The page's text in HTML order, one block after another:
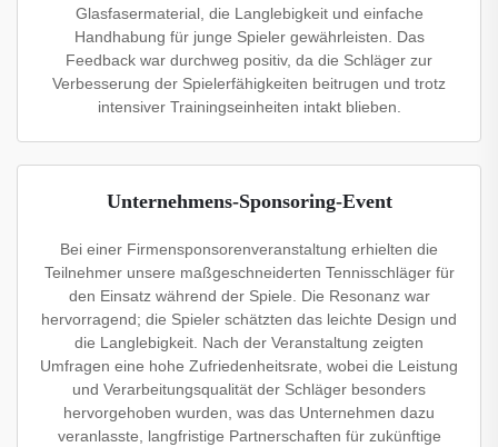
Glasfasermaterial, die Langlebigkeit und einfache
Handhabung für junge Spieler gewährleisten. Das
Feedback war durchweg positiv, da die Schläger zur
Verbesserung der Spielerfähigkeiten beitrugen und trotz
intensiver Trainingseinheiten intakt blieben.
Unternehmens-Sponsoring-Event
Bei einer Firmensponsorenveranstaltung erhielten die
Teilnehmer unsere maßgeschneiderten Tennisschläger für
den Einsatz während der Spiele. Die Resonanz war
hervorragend; die Spieler schätzten das leichte Design und
die Langlebigkeit. Nach der Veranstaltung zeigten
Umfragen eine hohe Zufriedenheitsrate, wobei die Leistung
und Verarbeitungsqualität der Schläger besonders
hervorgehoben wurden, was das Unternehmen dazu
veranlasste, langfristige Partnerschaften für zukünftige